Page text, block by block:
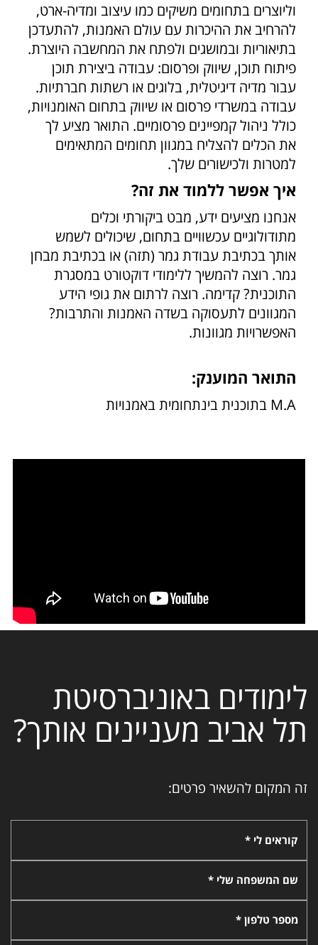
וליוצרים בתחומים משיקים כמו עיצוב ומדיה-ארט,
להרחיב את ההיכרות עם עולם האמנות, להתעדכן
בתיאוריות ובמושגים ולפתח את המחשבה היוצרת.
פיתוח תוכן, שיווק ופרסום: עבודה ביצירת תוכן
עבור מדיה דיגיטלית, בלוגים או רשתות חברתיות.
עבודה במשרדי פרסום או שיווק בתחום האומנויות,
כולל ניהול קמפיינים פרסומיים. התואר מציע לך
את הכלים להצליח במגוון תחומים המתאימים
למטרות ולכישורים שלך.
איך אפשר ללמוד את זה?
אנחנו מציעים ידע, מבט ביקורתי וכלים
מתודולוגיים עכשוויים בתחום, שיכולים לשמש
אותך בכתיבת עבודת גמר (תזה) או בכתיבת מבחן
גמר. רוצה להמשיך ללימודי דוקטורט במסגרת
התוכנית? קדימה. רוצה לרתום את גופי הידע
המגוונים לתעסוקה בשדה האמנות והתרבות?
האפשרויות מגוונות.
התואר המוענק:
M.A בתוכנית בינתחומית באמנויות
לימודים באוניברסיטת
תל אביב מעניינים אותך?
זה המקום להשאיר פרטים:
קוראים לי *
שם המשפחה שלי *
מספר טלפון *